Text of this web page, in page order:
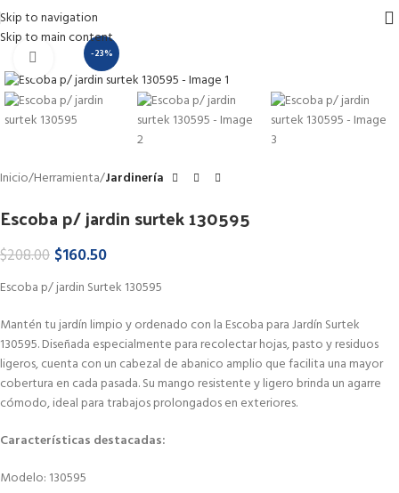
Skip to navigation
Skip to main content
-23%
Haga Click para agrandar
Inicio Herramienta Jardinería
Escoba p/ jardin surtek 130595
$208.00 $160.50
Escoba p/ jardin Surtek 130595
Mantén tu jardín limpio y ordenado con la Escoba para Jardín Surtek
130595. Diseñada especialmente para recolectar hojas, pasto y residuos
ligeros, cuenta con un cabezal de abanico amplio que facilita una mayor
cobertura en cada pasada. Su mango resistente y ligero brinda un agarre
cómodo, ideal para trabajos prolongados en exteriores.
Características destacadas:
Modelo: 130595